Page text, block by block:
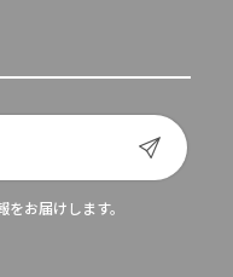
お届けします。